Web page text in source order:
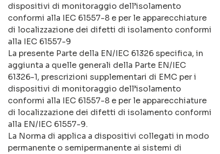
dispositivi di monitoraggio dell’isolamento
conformi alla IEC 61557-8 e per le apparecchiature
di localizzazione dei difetti di isolamento conformi
alla IEC 61557-9
La presente Parte della EN/IEC 61326 specifica, in
aggiunta a quelle generali della Parte EN/IEC
61326-1, prescrizioni supplementari di EMC per i
dispositivi di monitoraggio dell’isolamento
conformi alla IEC 61557-8 e per le apparecchiature
di localizzazione dei difetti di isolamento conformi
alla EN/IEC 61557-9.
La Norma di applica a dispositivi collegati in modo
permanente o semipermanente ai sistemi di